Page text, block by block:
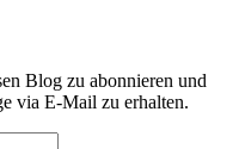
Blog zu abonnieren und
via E-Mail zu erhalten.